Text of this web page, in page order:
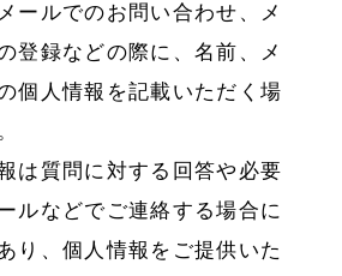
ールでのお問い合わせ、メ
登録などの際に、名前、メ
個人情報を記載いただく場
は質問に対する回答や必要
ルなどでご連絡する場合に
り、個人情報をご提供いた